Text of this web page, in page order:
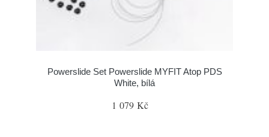
Powerslide Set Powerslide MYFIT Atop PDS
White, bílá
1 079 Kč